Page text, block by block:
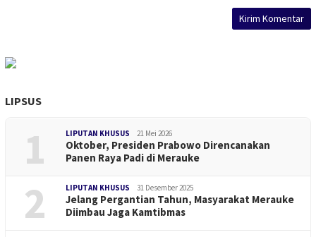
LIPSUS
1 LIPUTAN KHUSUS 21 Mei 2026
Oktober, Presiden Prabowo Direncanakan
Panen Raya Padi di Merauke
2 LIPUTAN KHUSUS 31 Desember 2025
Jelang Pergantian Tahun, Masyarakat Merauke
Diimbau Jaga Kamtibmas